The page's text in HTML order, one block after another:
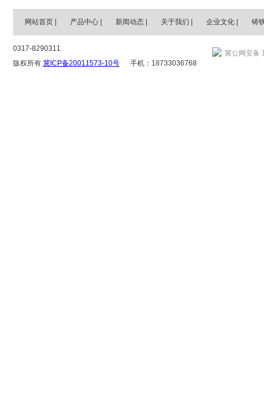
网站首页| 产品中心| 新闻动态| 关于我们 企业文化| 铸
冀公网安备
0317-8290311
版权所有 冀ICP备20011573-10号手机：18733036768